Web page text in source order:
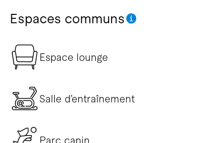
Espaces communs
Espace lounge
Salle d’entraînement
Parc canin